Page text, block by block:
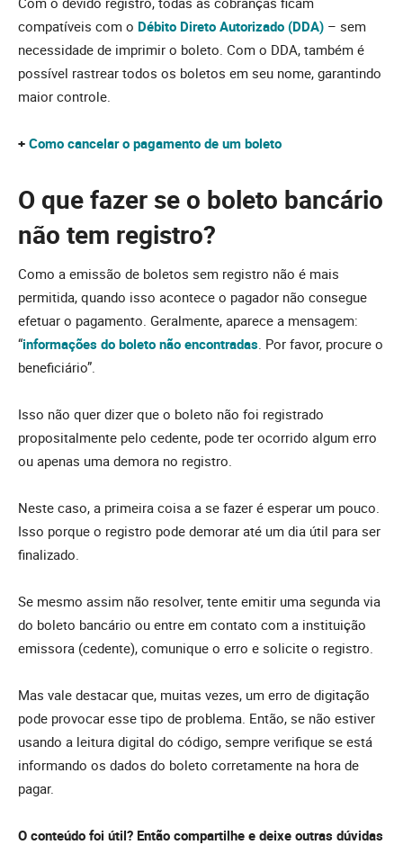
compatíveis com o Débito Direto Autorizado (DDA) – sem
necessidade de imprimir o boleto. Com o DDA, também é
possível rastrear todos os boletos em seu nome, garantindo
maior controle.
+ Como cancelar o pagamento de um boleto
O que fazer se o boleto bancário
não tem registro?
Como a emissão de boletos sem registro não é mais
permitida, quando isso acontece o pagador não consegue
efetuar o pagamento. Geralmente, aparece a mensagem:
“informações do boleto não encontradas . Por favor, procure o
beneficiário”.
Isso não quer dizer que o boleto não foi registrado
propositalmente pelo cedente, pode ter ocorrido algum erro
ou apenas uma demora no registro.
Neste caso, a primeira coisa a se fazer é esperar um pouco.
Isso porque o registro pode demorar até um dia útil para ser
finalizado.
Se mesmo assim não resolver, tente emitir uma segunda via
do boleto bancário ou entre em contato com a instituição
emissora (cedente), comunique o erro e solicite o registro.
Mas vale destacar que, muitas vezes, um erro de digitação
pode provocar esse tipo de problema. Então, se não estiver
usando a leitura digital do código, sempre verifique se está
informando os dados do boleto corretamente na hora de
pagar.
O conteúdo foi útil? Então compartilhe e deixe outras dúvidas